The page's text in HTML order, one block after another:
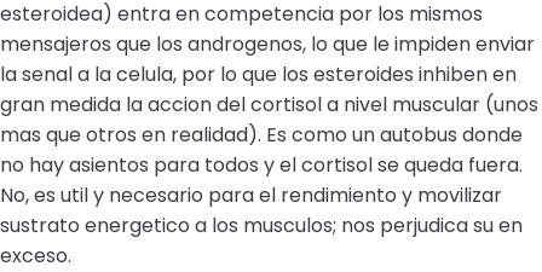
esteroidea) entra en competencia por los mismos
mensajeros que los androgenos, lo que le impiden enviar
la senal a la celula, por lo que los esteroides inhiben en
gran medida la accion del cortisol a nivel muscular (unos
mas que otros en realidad). Es como un autobus donde
no hay asientos para todos y el cortisol se queda fuera.
No, es util y necesario para el rendimiento y movilizar
sustrato energetico a los musculos; nos perjudica su en
exceso.